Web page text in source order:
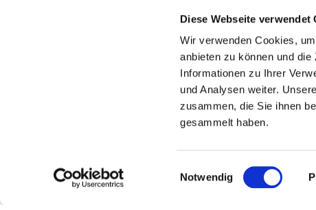
Diese Webseite verwendet
Wir verwenden Cookies,
anbieten zu können und
Informationen zu Ihrer
und Analysen weiter.
zusammen, die Sie ihnen
gesammelt haben.
Einwilligungsauswahl
Notwendig